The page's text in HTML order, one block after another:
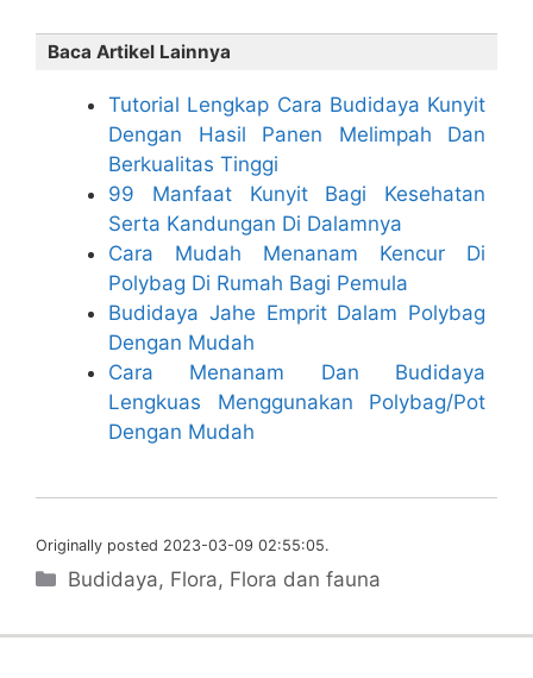
Baca Artikel Lainnya
Tutorial Lengkap Cara Budidaya Kunyit
Dengan Hasil Panen Melimpah Dan
Berkualitas Tinggi
99 Manfaat Kunyit Bagi Kesehatan
Serta Kandungan Di Dalamnya
Cara Mudah Menanam Kencur Di
Polybag Di Rumah Bagi Pemula
Budidaya Jahe Emprit Dalam Polybag
Dengan Mudah
Cara Menanam Dan Budidaya
Lengkuas Menggunakan Polybag/Pot
Dengan Mudah
Originally posted 2023-03-09 02:55:05.
Categories
Budidaya, Flora, Flora dan fauna